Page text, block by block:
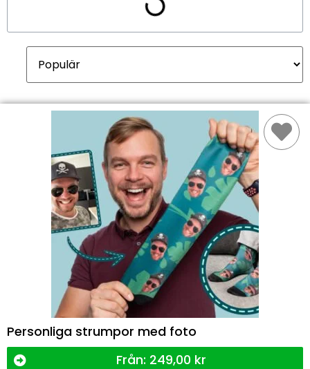
Personliga strumpor med foto
Från: 249,00 kr